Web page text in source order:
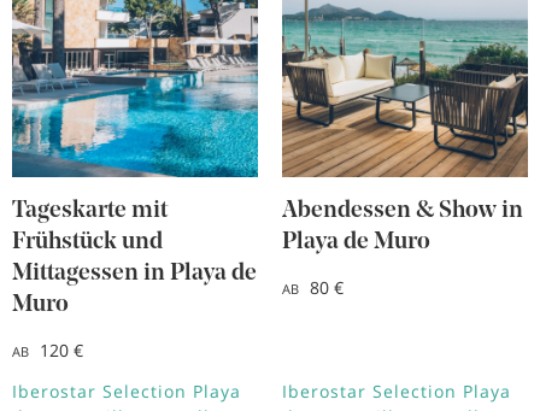
Tageskarte mit
Frühstück und
Mittagessen in Playa de
Muro
AB
120 €
Iberostar Selection Playa
Abendessen & Show in
Playa de Muro
AB 80 €
Iberostar Selection Playa